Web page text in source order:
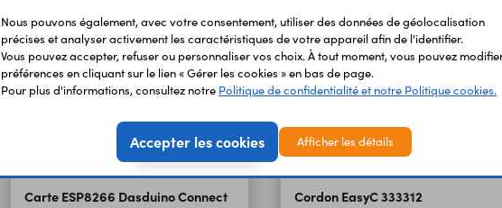
Carte ESP8266 Dasduino Connect Cordon EasyC 333312
Nous pouvons également, avec votre consentement, utiliser des données de géolocalisation
précises et analyser activement les caractéristiques de votre appareil afin de l'identifier.
Vous pouvez accepter, refuser ou personnaliser vos choix. À tout moment, vous pouvez
préférences en cliquant sur le lien « Gérer les cookies » en bas de page.
Pour plus d'informations, consultez notre Politique de confidentialité et notre Politique cookies.
Accepter les cookies Afficher les détails